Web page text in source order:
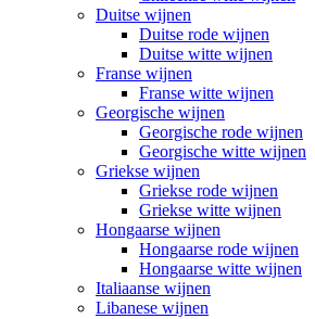
Duitse wijnen
Duitse rode wijnen
Duitse witte wijnen
Franse wijnen
Franse witte wijnen
Georgische wijnen
Georgische rode wijnen
Georgische witte wijnen
Griekse wijnen
Griekse rode wijnen
Griekse witte wijnen
Hongaarse wijnen
Hongaarse rode wijnen
Hongaarse witte wijnen
Italiaanse wijnen
Libanese wijnen